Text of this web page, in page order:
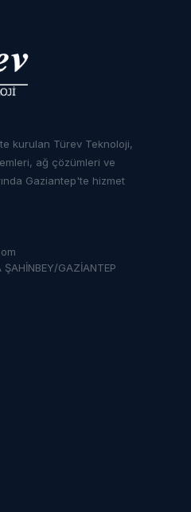
kurulan Türev Teknoloji,
ağ çözümleri ve
Gaziantep'te hizmet
GAZİANTEP